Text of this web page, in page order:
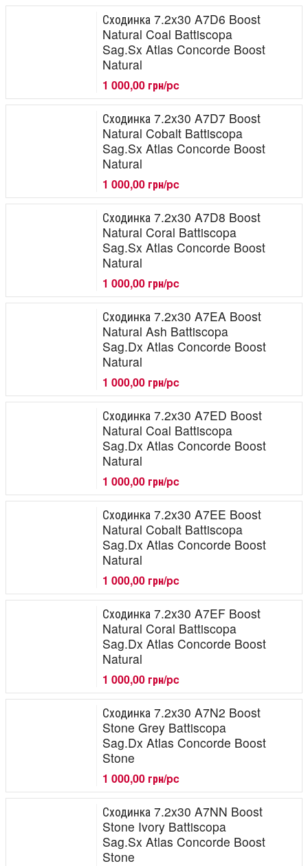
Сходинка 7.2x30 A7D6 Boost
Natural Coal Battiscopa
Sag.Sx Atlas Concorde Boost
Natural
1 000,00 грн/pc
Сходинка 7.2x30 A7D7 Boost
Natural Cobalt Battiscopa
Sag.Sx Atlas Concorde Boost
Natural
1 000,00 грн/pc
Сходинка 7.2x30 A7D8 Boost
Natural Coral Battiscopa
Sag.Sx Atlas Concorde Boost
Natural
1 000,00 грн/pc
Сходинка 7.2x30 A7EA Boost
Natural Ash Battiscopa
Sag.Dx Atlas Concorde Boost
Natural
1 000,00 грн/pc
Сходинка 7.2x30 A7ED Boost
Natural Coal Battiscopa
Sag.Dx Atlas Concorde Boost
Natural
1 000,00 грн/pc
Сходинка 7.2x30 A7EE Boost
Natural Cobalt Battiscopa
Sag.Dx Atlas Concorde Boost
Natural
1 000,00 грн/pc
Сходинка 7.2x30 A7EF Boost
Natural Coral Battiscopa
Sag.Dx Atlas Concorde Boost
Natural
1 000,00 грн/pc
Сходинка 7.2x30 A7N2 Boost
Stone Grey Battiscopa
Sag.Dx Atlas Concorde Boost
Stone
1 000,00 грн/pc
Сходинка 7.2x30 A7NN Boost
Stone Ivory Battiscopa
Sag.Sx Atlas Concorde Boost
Stone